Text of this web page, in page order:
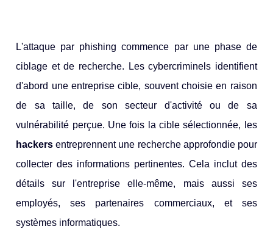
L'attaque par phishing commence par une phase de
ciblage et de recherche. Les cybercriminels identifient
d'abord une entreprise cible, souvent choisie en raison
de sa taille, de son secteur d'activité ou de sa
vulnérabilité perçue. Une fois la cible sélectionnée, les
hackers entreprennent une recherche approfondie pour
collecter des informations pertinentes. Cela inclut des
détails sur l'entreprise elle-même, mais aussi ses
employés, ses partenaires commerciaux, et ses
systèmes informatiques.